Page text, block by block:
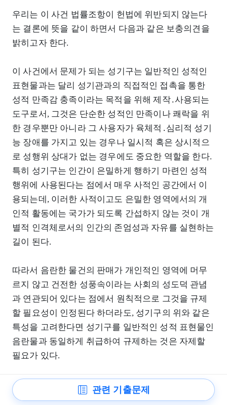
우리는 이 사건 법률조항이 헌법에 위반되지 않는다
는 결론에 뜻을 같이 하면서 다음과 같은 보충의견을
밝히고자 한다.
이 사건에서 문제가 되는 성기구는 일반적인 성적인
표현물과는 달리 성기관과의 직접적인 접촉을 통한
성적 만족감 충족이라는 목적을 위해 제작․사용되는
도구로서, 그것은 단순한 성적인 만족이나 쾌락을 위
한 경우뿐만 아니라 그 사용자가 육체적․심리적 성기
능 장애를 가지고 있는 경우나 일시적 혹은 상시적으
로 성행위 상대가 없는 경우에도 중요한 역할을 한다.
특히 성기구는 인간이 은밀하게 행하기 마련인 성적
행위에 사용된다는 점에서 매우 사적인 공간에서 이
용되는데, 이러한 사적이고도 은밀한 영역에서의 개
인적 활동에는 국가가 되도록 간섭하지 않는 것이 개
별적 인격체로서의 인간의 존엄성과 자유를 실현하는
길이 된다.
따라서 음란한 물건의 판매가 개인적인 영역에 머무
르지 않고 건전한 성풍속이라는 사회의 성도덕 관념
과 연관되어 있다는 점에서 원칙적으로 그것을 규제
할 필요성이 인정된다 하더라도, 성기구의 위와 같은
특성을 고려한다면 성기구를 일반적인 성적 표현물인
음란물과 동일하게 취급하여 규제하는 것은 자제할
필요가 있다.
한편, 현행 법률은 성기구 전반에 관하여 일반적인 법
적 규율을 하고 있지는 않지만, 청소년보호법은 ‘성기
관련 기출문제